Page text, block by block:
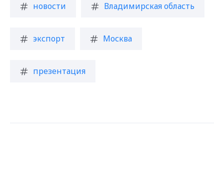
новости Владимирская область
экспорт Москва
презентация